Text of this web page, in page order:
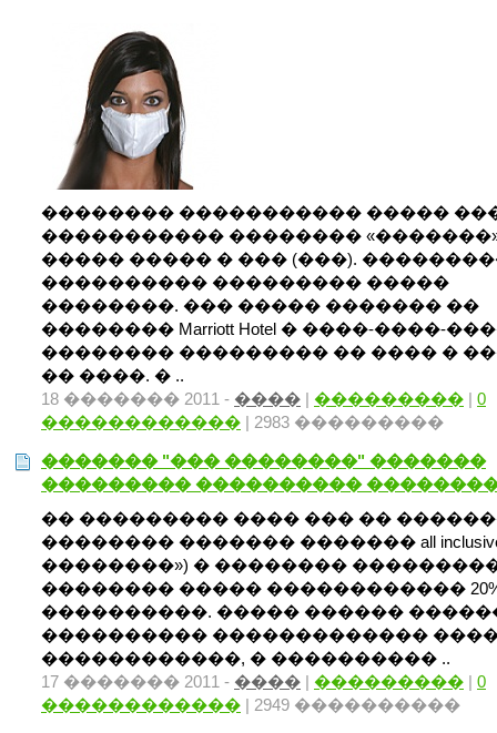
�������� ����������� �����
����������� ��������
����� ����� � ��� (���).
���������� ��������� �����
��������. ��� ����� ������� ��
�������� Marriott Hotel � ����-����-
�������� ��������� �� ���� �
�� ����. � ..
18 ������� 2011 - ���� | ��������� | 0
������������ | 2983 ���������
������� "��� ��������" �������
��������� ����������
�� ��������� ���� ��� ��
�������� ������� ������� all
��������») � ��������
�������� ����� ������������
����������. ����� ������
���������� �������������
������������, � ���������� ..
17 ������� 2011 - ���� | ��������� | 0
������������ | 2949 ����������